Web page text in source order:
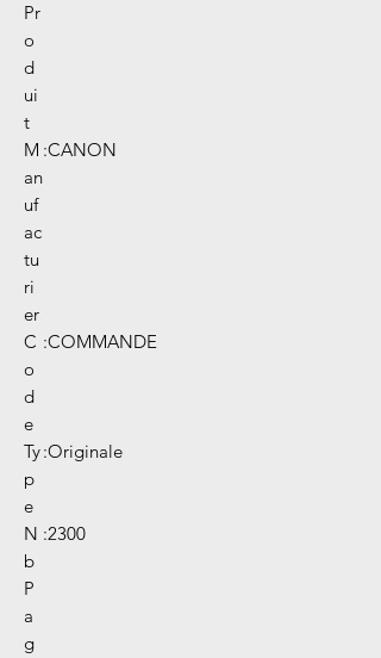
Pr
o
d
ui
t
M
an
uf
ac
tu
ri
er
:CANON
C
o
d
e
:COMMANDE
Ty
p
e
:Originale
N
b
P
a
g
:2300